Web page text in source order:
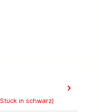
in schwarz)